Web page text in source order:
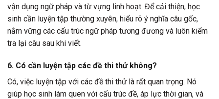
vận dụng ngữ pháp và từ vựng linh hoạt. Để cải thiện, học
sinh cần luyện tập thường xuyên, hiểu rõ ý nghĩa câu gốc,
nắm vững các cấu trúc ngữ pháp tương đương và luôn kiểm
tra lại câu sau khi viết.
6. Có cần luyện tập các đề thi thử không?
Có, việc luyện tập với các đề thi thử là rất quan trọng. Nó
giúp học sinh làm quen với cấu trúc đề, áp lực thời gian, và